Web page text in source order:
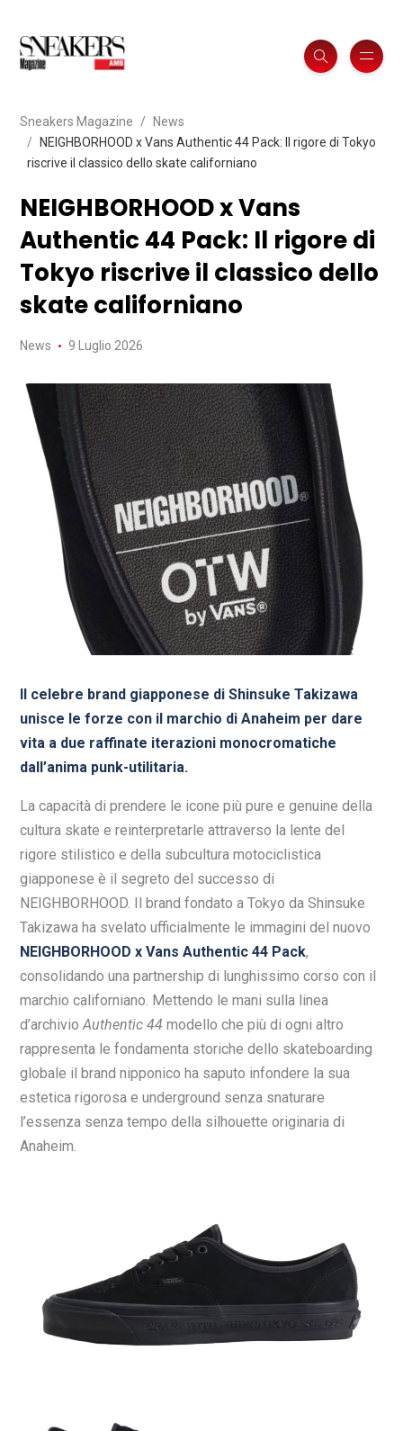
Sneakers Magazine
News
NEIGHBORHOOD x Vans Authentic 44 Pack: Il rigore di Tokyo
riscrive il classico dello skate californiano
NEIGHBORHOOD x Vans
Authentic 44 Pack: Il rigore di
Tokyo riscrive il classico dello
skate californiano
News 9 Luglio 2026
Il celebre brand giapponese di Shinsuke Takizawa
unisce le forze con il marchio di Anaheim per dare
vita a due raffinate iterazioni monocromatiche
dall’anima punk-utilitaria.
La capacità di prendere le icone più pure e genuine della
cultura skate e reinterpretarle attraverso la lente del
rigore stilistico e della subcultura motociclistica
giapponese è il segreto del successo di
NEIGHBORHOOD. Il brand fondato a Tokyo da Shinsuke
Takizawa ha svelato ufficialmente le immagini del nuovo
NEIGHBORHOOD x Vans Authentic 44 Pack,
consolidando una partnership di lunghissimo corso con il
marchio californiano. Mettendo le mani sulla linea
d’archivioAuthentic 44 modello che più di ogni altro
rappresenta le fondamenta storiche dello skateboarding
globale il brand nipponico ha saputo infondere la sua
estetica rigorosa e underground senza snaturare
l’essenza senza tempo della silhouette originaria di
Anaheim.